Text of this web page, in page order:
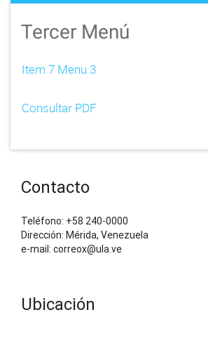
Tercer Menú
Item 7 Menu 3
Consultar PDF
Contacto
Teléfono: +58 240-0000
Dirección: Mérida, Venezuela
e-mail: correox@ula.ve
Ubicación